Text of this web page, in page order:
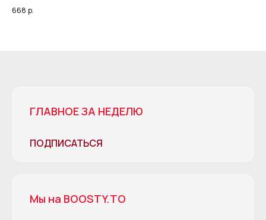
668 р.
ГЛАВНОЕ ЗА НЕДЕЛЮ
ПОДПИСАТЬСЯ
Мы на BOOSTY.TO